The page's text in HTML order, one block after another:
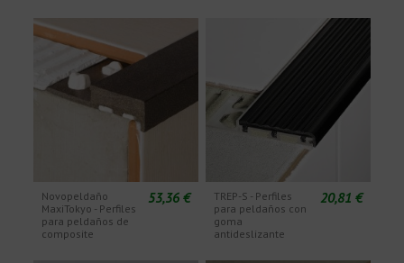
Novopeldaño
MaxiTokyo - Perfiles
para peldaños de
composite
53,36 €
TREP-S - Perfiles
para peldaños con
goma
antideslizante
20,81 €